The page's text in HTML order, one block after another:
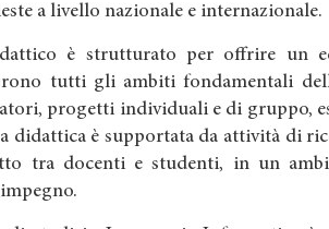
a livello nazionale e internazionale.
è strutturato per offrire un
tutti gli ambiti fondamentali
progetti individuali e di gruppo,
didattica è supportata da attività di
tra docenti e studenti, in un